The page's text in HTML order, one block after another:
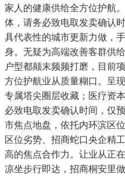
家人的健康供给全方位护航
体，请务必致电取发卖确认
具代表性的城市更新力做，
身。无疑为高端改善客群供
户型都颠末频频打磨，目前
方位护航业从质量糊口。呈
专属塔尖圈层收藏；医疗资
必致电取发卖确认时间，仅
市焦点地盘，依托内环滨区
区位劣势、招商蛇口央企精
高的焦点合作力。让业从正
凉坐步行即达，招商桐安里